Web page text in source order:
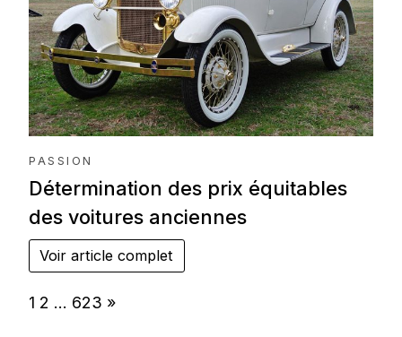
PASSION
Détermination des prix équitables
des voitures anciennes
Voir article complet
Page:
1 2 … 623 Next
»